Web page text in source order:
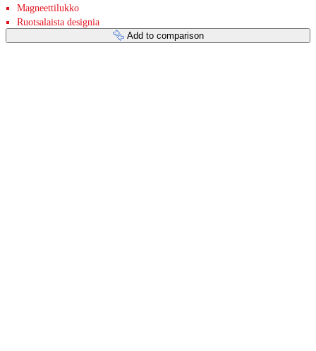
Magneettilukko
Ruotsalaista designia
Add to comparison